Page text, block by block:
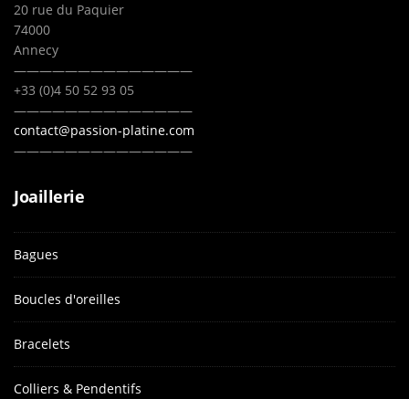
20 rue du Paquier
74000
Annecy
——————————————
+33 (0)4 50 52 93 05
——————————————
contact@passion-platine.com
——————————————
Joaillerie
Bagues
Boucles d'oreilles
Bracelets
Colliers & Pendentifs